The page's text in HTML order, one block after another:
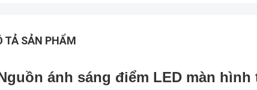
TẢ SẢN PHẨM
ánh sáng điểm LED màn hình